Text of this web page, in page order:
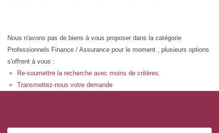
Nous n'avons pas de biens à vous proposer dans la catégorie
Professionnels Finance / Assurance pour le moment , plusieurs options
s'offrent à vous :
Re-soumettre la recherche avec moins de critères.
Transmettez-nous votre demande